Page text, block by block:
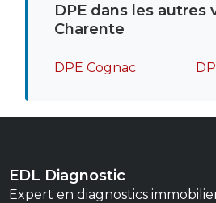
DPE dans les autres
Charente
DPE Cognac
EDL Diagnostic
Expert en diagnostics